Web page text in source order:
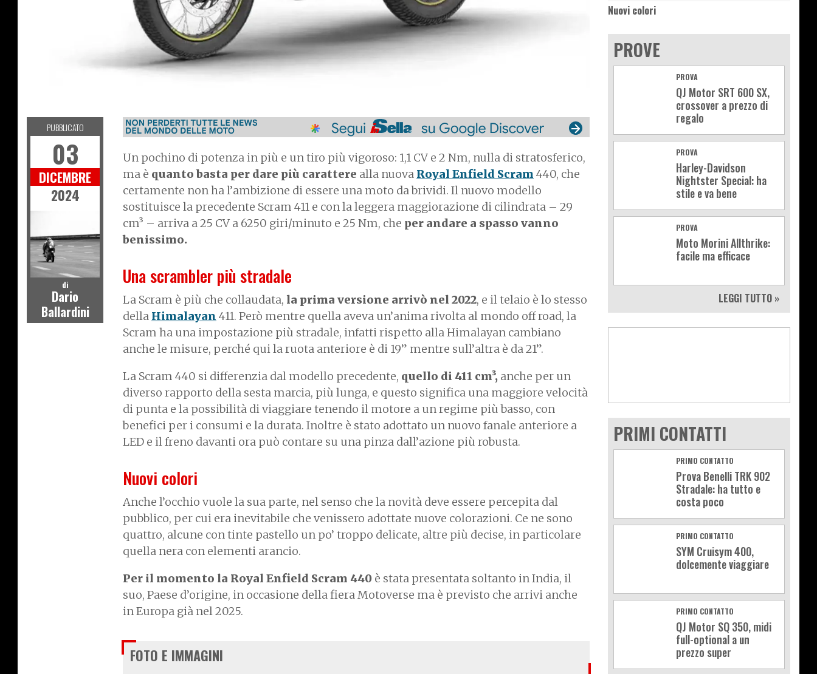
Un pochino di potenza in più e un tiro più vigoroso: 1,1 CV e 2 Nm, nulla di stratosferico,
ma è quanto basta per dare più carattere alla nuova Royal Enfield Scram 440, che
certamente non ha l’ambizione di essere una moto da brividi. Il nuovo modello
sostituisce la precedente Scram 411 e con la leggera maggiorazione di cilindrata – 29
cm³ – arriva a 25 CV a 6250 giri/minuto e 25 Nm, che per andare a spasso vanno
benissimo.
Una scrambler più stradale
La Scram è più che collaudata, la prima versione arrivò nel 2022, e il telaio è lo stesso
della Himalayan 411. Però mentre quella aveva un’anima rivolta al mondo off road, la
Scram ha una impostazione più stradale, infatti rispetto alla Himalayan cambiano
anche le misure, perché qui la ruota anteriore è di 19” mentre sull’altra è da 21”.
La Scram 440 si differenzia dal modello precedente, quello di 411 cm³, anche per un
diverso rapporto della sesta marcia, più lunga, e questo significa una maggiore velocità
di punta e la possibilità di viaggiare tenendo il motore a un regime più basso, con
benefici per i consumi e la durata. Inoltre è stato adottato un nuovo fanale anteriore a
LED e il freno davanti ora può contare su una pinza dall’azione più robusta.
Nuovi colori
Anche l’occhio vuole la sua parte, nel senso che la novità deve essere percepita dal
pubblico, per cui era inevitabile che venissero adottate nuove colorazioni. Ce ne sono
quattro, alcune con tinte pastello un po’ troppo delicate, altre più decise, in particolare
quella nera con elementi arancio.
Per il momento la Royal Enfield Scram 440 è stata presentata soltanto in India, il
suo, Paese d’origine, in occasione della fiera Motoverse ma è previsto che arrivi anche
in Europa già nel 2025.
FOTO E IMMAGINI
PUBBLICATO
03
DICEMBRE
2024
di
Dario
Ballardini
Nuovi colori
PROVE
PROVA
QJ Motor SRT 600 SX,
crossover a prezzo di
regalo
PROVA
Harley-Davidson
Nightster Special: ha
stile e va bene
PROVA
Moto Morini Allthrike:
facile ma efficace
LEGGI TUTTO »
PRIMI CONTATTI
PRIMO CONTATTO
Prova Benelli TRK 902
Stradale: ha tutto e
costa poco
PRIMO CONTATTO
SYM Cruisym 400,
dolcemente viaggiare
PRIMO CONTATTO
QJ Motor SQ 350, midi
full-optional a un
prezzo super